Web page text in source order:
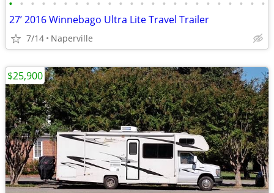
• • • • • • • • • • • • • • • • • • • • • • • •
27’ 2016 Winnebago Ultra Lite Travel Trailer
7/14 Naperville
$25,900